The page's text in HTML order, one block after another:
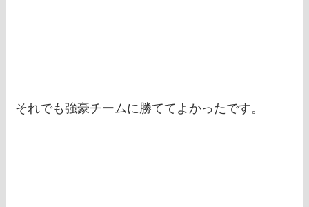
それでも強豪チームに勝ててよかったです。